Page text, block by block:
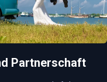
Partnerschaft